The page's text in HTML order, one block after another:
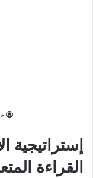
إستراتيجية
القراءة